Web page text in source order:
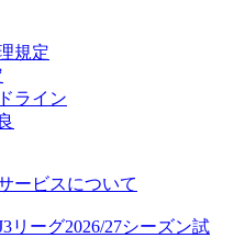
実店舗）
規定
ライン
ービスについて
リーグ2026/27シーズン試